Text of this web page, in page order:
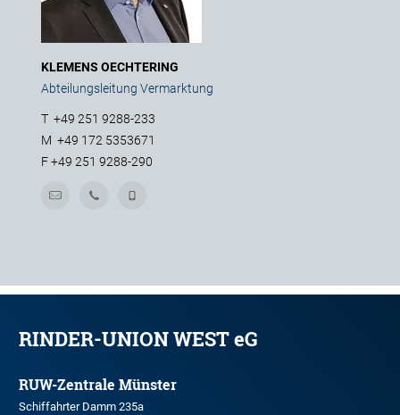
KLEMENS OECHTERING
Abteilungsleitung Vermarktung
T +49 251 9288-233
M +49 172 5353671
F+49 251 9288-290
RINDER-UNION WEST eG
RUW-Zentrale Münster
Schiffahrter Damm 235a